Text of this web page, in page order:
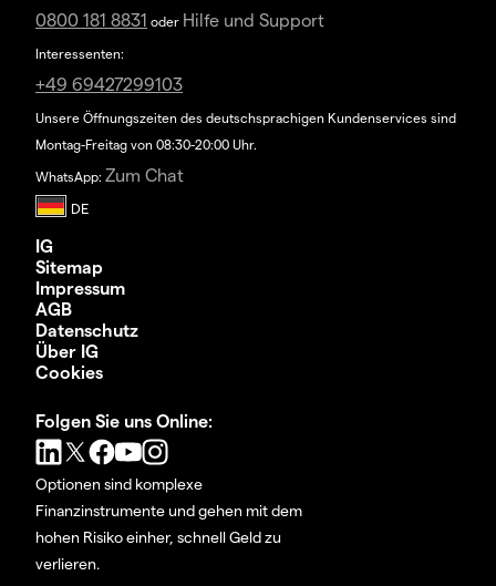
0800 181 8831 oder Hilfe und Support
Interessenten:
+49 69427299103
Unsere Öffnungszeiten des deutschsprachigen Kundenservices sind
Montag-Freitag von 08:30-20:00 Uhr.
WhatsApp: Zum Chat
IG
Sitemap
Impressum
AGB
Datenschutz
Über IG
Cookies
Folgen Sie uns Online:
Optionen sind komplexe
Finanzinstrumente und gehen mit dem
hohen Risiko einher, schnell Geld zu
verlieren.